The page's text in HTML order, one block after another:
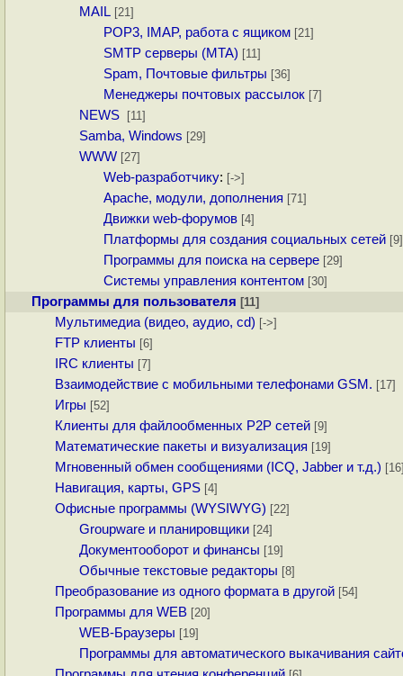
MAIL [21]
POP3, IMAP, работа с ящиком [21]
SMTP серверы (MTA) [11]
Spam, Почтовые фильтры [36]
Менеджеры почтовых рассылок [7]
NEWS [11]
Samba, Windows [29]
WWW [27]
Web-разработчику: [->]
Apache, модули, дополнения [71]
Движки web-форумов [4]
Платформы для создания социальных сетей [9]
Программы для поиска на сервере [29]
Системы управления контентом [30]
Программы для пользователя [11]
Мультимедиа (видео, аудио, cd) [->]
FTP клиенты [6]
IRC клиенты [7]
Взаимодействие с мобильными телефонами GSM. [17]
Игры [52]
Клиенты для файлообменных P2P сетей [9]
Математические пакеты и визуализация [19]
Мгновенный обмен сообщениями (ICQ, Jabber и т.д.)
Навигация, карты, GPS [4]
Офисные программы (WYSIWYG) [22]
Groupware и планировщики [24]
Документооборот и финансы [19]
Обычные текстовые редакторы [8]
Преобразование из одного формата в другой [54]
Программы для WEB [20]
WEB-Браузеры [19]
Программы для автоматического выкачивания